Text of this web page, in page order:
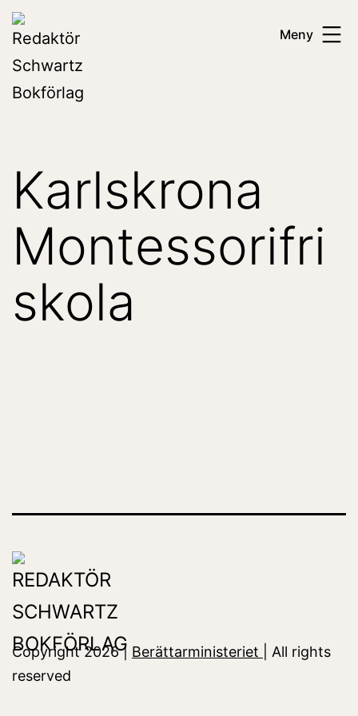
Hoppa
till
innehåll
Redaktör
Schwartz
Bokförlag
Meny
Karlskrona
Montessorifri
skola
Copyright 2026 | Berättarministeriet
| All rights
reserved